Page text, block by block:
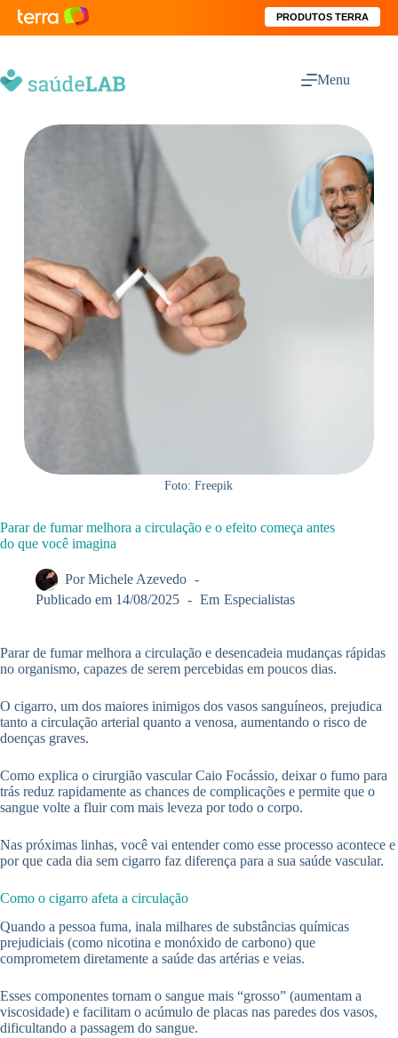
PRODUTOS TERRA
Menu
Foto: Freepik
Parar de fumar melhora a circulação e o efeito começa antes
do que você imagina
Por Michele Azevedo
Publicado em 14/08/2025 Em Especialistas
Parar de fumar melhora a circulação e desencadeia mudanças rápidas
no organismo, capazes de serem percebidas em poucos dias.
O cigarro, um dos maiores inimigos dos vasos sanguíneos, prejudica
tanto a circulação arterial quanto a venosa, aumentando o risco de
doenças graves.
Como explica o cirurgião vascular Caio Focássio, deixar o fumo para
trás reduz rapidamente as chances de complicações e permite que o
sangue volte a fluir com mais leveza por todo o corpo.
Nas próximas linhas, você vai entender como esse processo acontece e
por que cada dia sem cigarro faz diferença para a sua saúde vascular.
Como o cigarro afeta a circulação
Quando a pessoa fuma, inala milhares de substâncias químicas
prejudiciais (como nicotina e monóxido de carbono) que
comprometem diretamente a saúde das artérias e veias.
Esses componentes tornam o sangue mais “grosso” (aumentam a
viscosidade) e facilitam o acúmulo de placas nas paredes dos vasos,
dificultando a passagem do sangue.